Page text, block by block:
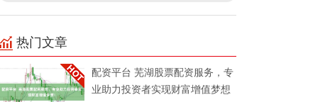
热门文章
配资平台 芜湖股票配资服务，专
业助力投资者实现财富增值梦想